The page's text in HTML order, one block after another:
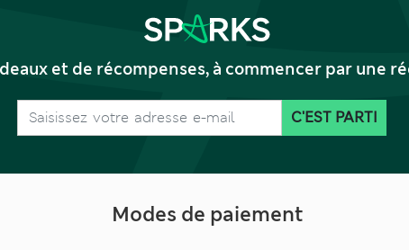
et de récompenses, à commencer par une
C'EST PARTI
Modes de paiement